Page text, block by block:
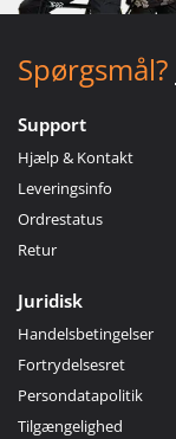
Spørgsmål?
Support
Hjælp & Kontakt
Leveringsinfo
Ordrestatus
Retur
Juridisk
Handelsbetingelser
Fortrydelsesret
Persondatapolitik
Tilgængelighed